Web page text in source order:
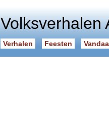
Volksverhalen
Verhalen Feesten